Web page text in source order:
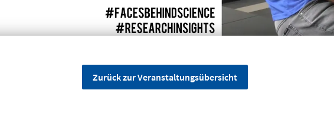
Zurück zur Veranstaltungsübersicht